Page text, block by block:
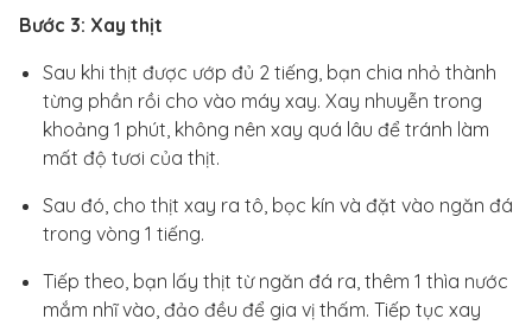
Bước 3: Xay thịt
Sau khi thịt được ướp đủ 2 tiếng, bạn chia nhỏ thành
từng phần rồi cho vào máy xay. Xay nhuyễn trong
khoảng 1 phút, không nên xay quá lâu để tránh làm
mất độ tươi của thịt.
Sau đó, cho thịt xay ra tô, bọc kín và đặt vào ngăn đá
trong vòng 1 tiếng.
Tiếp theo, bạn lấy thịt từ ngăn đá ra, thêm 1 thìa nước
mắm nhĩ vào, đảo đều để gia vị thấm. Tiếp tục xay